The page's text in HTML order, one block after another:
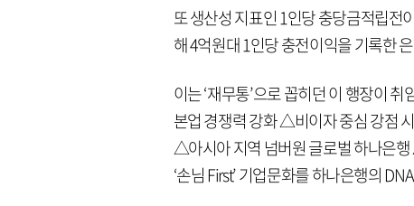
또 생산성 지표인 1인당 충당금적립전
해 4억원대 1인당 충전이익을 기록한
이는 ‘재무통’으로 꼽히던 이 행장이
본업 경쟁력 강화 △비이자 중심 강점
△아시아 지역 넘버원 글로벌 하나은
‘손님 First’ 기업문화를 하나은행의